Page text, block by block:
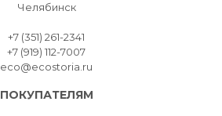
Челябинск
+7 (351) 261-2341
+7 (919) 112-7007
eco@ecostoria.ru
ПОКУПАТЕЛЯМ